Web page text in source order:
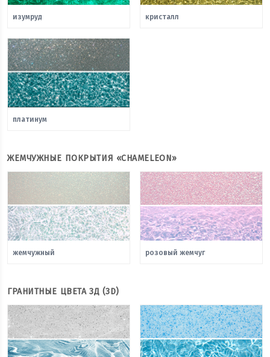
изумруд кристалл
платинум
ЖЕМЧУЖНЫЕ ПОКРЫТИЯ «CHAMELEON»
жемчужный розовый жемчуг
ГРАНИТНЫЕ ЦВЕТА 3Д (3D)